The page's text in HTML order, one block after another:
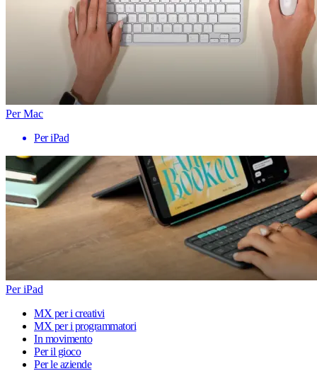
Per Mac
Per iPad
Per iPad
MX per i creativi
MX per i programmatori
In movimento
Per il gioco
Per le aziende